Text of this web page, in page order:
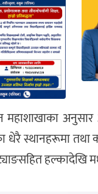
महाशाखाका
धेरै स्थानहरूमा तथा
हल्कादेखि